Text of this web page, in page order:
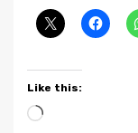
Like this:
Loading…